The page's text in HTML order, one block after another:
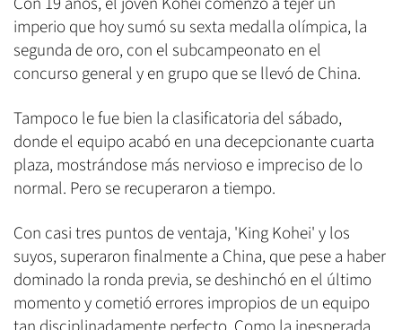
imperio que hoy sumó su sexta medalla olímpica, la
segunda de oro, con el subcampeonato en el
concurso general y en grupo que se llevó de China.
Tampoco le fue bien la clasificatoria del sábado,
donde el equipo acabó en una decepcionante cuarta
plaza, mostrándose más nervioso e impreciso de lo
normal. Pero se recuperaron a tiempo.
Con casi tres puntos de ventaja, 'King Kohei' y los
suyos, superaron finalmente a China, que pese a haber
dominado la ronda previa, se deshinchó en el último
momento y cometió errores impropios de un equipo